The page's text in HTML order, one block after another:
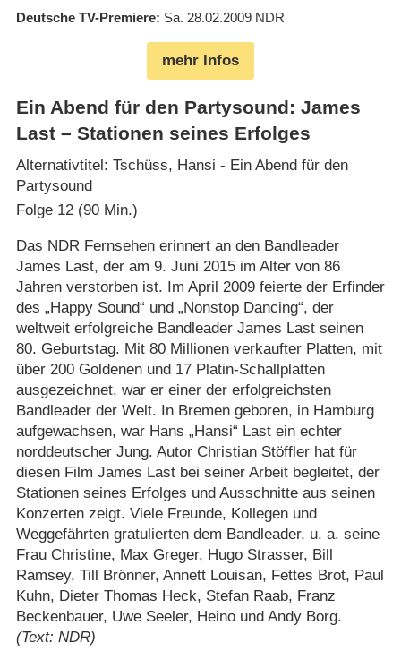
Deutsche TV-Premiere Sa. 28.02.2009 NDR
mehr Infos
Ein Abend für den Partysound: James
Last – Stationen seines Erfolges
Alternativtitel: Tschüss, Hansi - Ein Abend für den
Partysound
Folge 12 (90 Min.)
Das NDR Fernsehen erinnert an den Bandleader
James Last, der am 9. Juni 2015 im Alter von 86
Jahren verstorben ist. Im April 2009 feierte der Erfinder
des „Happy Sound“ und „Nonstop Dancing“, der
weltweit erfolgreiche Bandleader James Last seinen
80. Geburtstag. Mit 80 Millionen verkaufter Platten, mit
über 200 Goldenen und 17 Platin-Schallplatten
ausgezeichnet, war er einer der erfolgreichsten
Bandleader der Welt. In Bremen geboren, in Hamburg
aufgewachsen, war Hans „Hansi“ Last ein echter
norddeutscher Jung. Autor Christian Stöffler hat für
diesen Film James Last bei seiner Arbeit begleitet, der
Stationen seines Erfolges und Ausschnitte aus seinen
Konzerten zeigt. Viele Freunde, Kollegen und
Weggefährten gratulierten dem Bandleader, u. a. seine
Frau Christine, Max Greger, Hugo Strasser, Bill
Ramsey, Till Brönner, Annett Louisan, Fettes Brot, Paul
Kuhn, Dieter Thomas Heck, Stefan Raab, Franz
Beckenbauer, Uwe Seeler, Heino und Andy Borg.
(Text: NDR)